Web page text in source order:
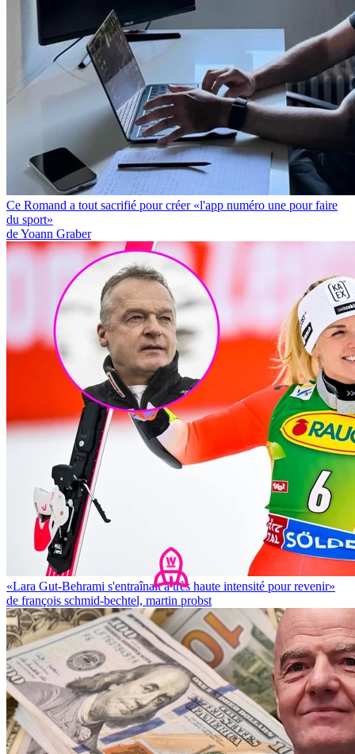
Ce Romand a tout sacrifié pour créer «l'app numéro une pour faire
du sport»
de Yoann Graber
«Lara Gut-Behrami s'entraînait à très haute intensité pour revenir»
de françois schmid-bechtel, martin probst